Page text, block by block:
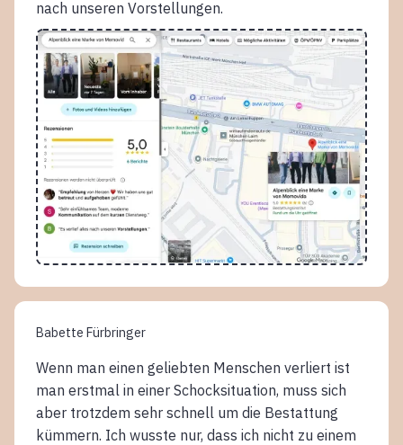
nach unseren Vorstellungen.
Babette Fürbringer
Wenn man einen geliebten Menschen verliert ist
man erstmal in einer Schocksituation, muss sich
aber trotzdem sehr schnell um die Bestattung
kümmern. Ich wusste nur, dass ich nicht zu einem